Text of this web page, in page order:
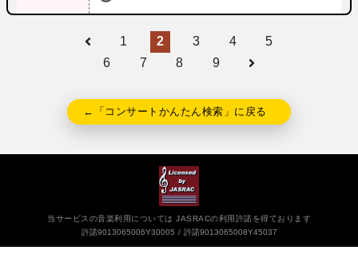
1 2 3 4
5
6
7 8 9
←「コンサートかんたん検索」に戻る
当サービスの音楽利用については JASRACの利用許諾を得ております
許諾9013065006Y30005
許諾9013065008Y45037